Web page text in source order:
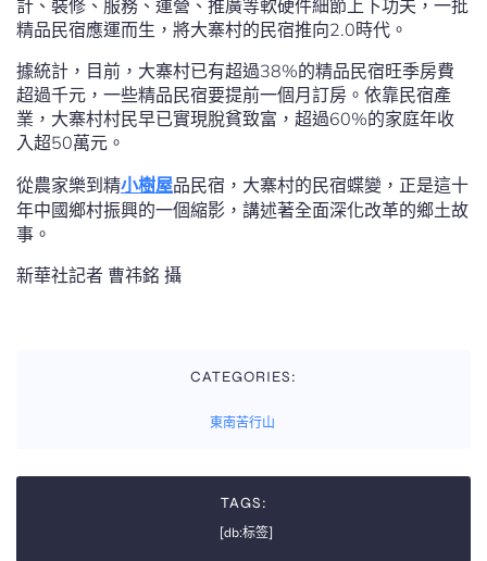
計、裝修、服務、運營、推廣等軟硬件細節上下功夫，一批
精品民宿應運而生，將大寨村的民宿推向2.0時代。
據統計，目前，大寨村已有超過38%的精品民宿旺季房費
超過千元，一些精品民宿要提前一個月訂房。依靠民宿產
業，大寨村村民早已實現脫貧致富，超過60%的家庭年收
入超50萬元。
從農家樂到精小樹屋品民宿，大寨村的民宿蝶變，正是這十
年中國鄉村振興的一個縮影，講述著全面深化改革的鄉土故
事。
新華社記者 曹祎銘 攝
CATEGORIES:
東南苦行山
TAGS:
[db:标签]